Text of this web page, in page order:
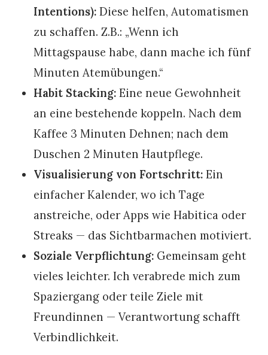
Intentions): Diese helfen, Automatismen
zu schaffen. Z.B.: „Wenn ich
Mittagspause habe, dann mache ich fünf
Minuten Atemübungen.“
Habit Stacking: Eine neue Gewohnheit
an eine bestehende koppeln. Nach dem
Kaffee 3 Minuten Dehnen; nach dem
Duschen 2 Minuten Hautpflege.
Visualisierung von Fortschritt: Ein
einfacher Kalender, wo ich Tage
anstreiche, oder Apps wie Habitica oder
Streaks — das Sichtbarmachen motiviert.
Soziale Verpflichtung: Gemeinsam geht
vieles leichter. Ich verabrede mich zum
Spaziergang oder teile Ziele mit
Freundinnen — Verantwortung schafft
Verbindlichkeit.